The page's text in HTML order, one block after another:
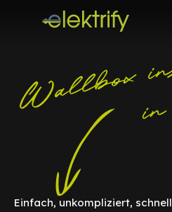
Einfach, unkompliziert, schnell